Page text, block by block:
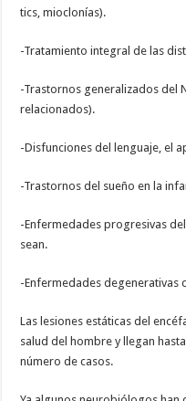
tics, mioclonías).
-Tratamiento integral de las
-Trastornos generalizados del
relacionados).
-Disfunciones del lenguaje, el
-Trastornos del sueño en la
-Enfermedades progresivas
sean.
-Enfermedades degenerativas
Las lesiones estáticas del
salud del hombre y llegan
número de casos.